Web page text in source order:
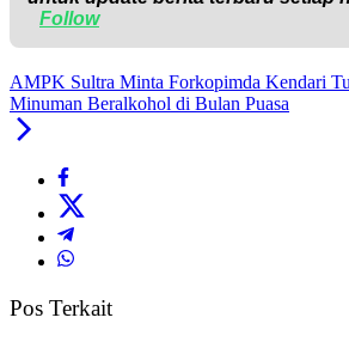
Follow
AMPK Sultra Minta Forkopimda Kendari
Minuman Beralkohol di Bulan Puasa
Pos Terkait